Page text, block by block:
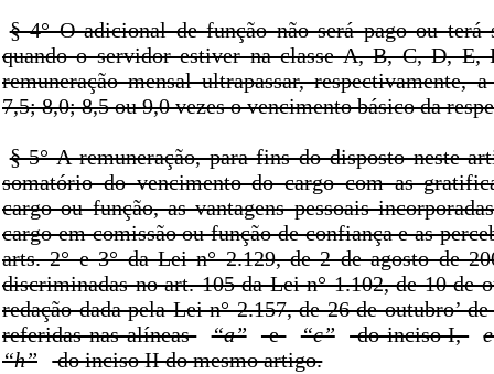
§ 4° O adicional de função não será pago ou terá
quando o servidor estiver na classe A, B, C, D, E,
remuneração mensal ultrapassar, respectivamente,
7,5; 8,0; 8,5 ou 9,0 vezes o vencimento básico da
§ 5° A remuneração, para fins do disposto neste
somatório do vencimento do cargo com as
cargo ou função, as vantagens pessoais
cargo em comissão ou função de confiança e as
arts. 2° e 3° da Lei n° 2.129, de 2 de agosto de
discriminadas no art. 105 da Lei n° 1.102, de 10 de
redação dada pela Lei n° 2.157, de 26 de outubro’
referidas nas alíneas
“a” e “c” do inciso I,
“h”
do inciso II do mesmo artigo.